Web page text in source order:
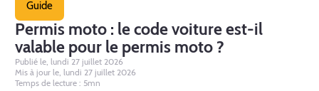
Guide
Permis moto : le code voiture est-il
valable pour le permis moto ?
Publié le, lundi 27 juillet 2026
Mis à jour le, lundi 27 juillet 2026
Temps de lecture : 5mn